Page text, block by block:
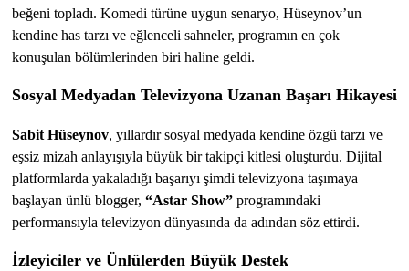
beğeni topladı. Komedi türüne uygun senaryo, Hüseynov’un
kendine has tarzı ve eğlenceli sahneler, programın en çok
konuşulan bölümlerinden biri haline geldi.
Sosyal Medyadan Televizyona Uzanan Başarı Hikayesi
Sabit Hüseynov, yıllardır sosyal medyada kendine özgü tarzı ve
eşsiz mizah anlayışıyla büyük bir takipçi kitlesi oluşturdu. Dijital
platformlarda yakaladığı başarıyı şimdi televizyona taşımaya
başlayan ünlü blogger, “Astar Show” programındaki
performansıyla televizyon dünyasında da adından söz ettirdi.
İzleyiciler ve Ünlülerden Büyük Destek